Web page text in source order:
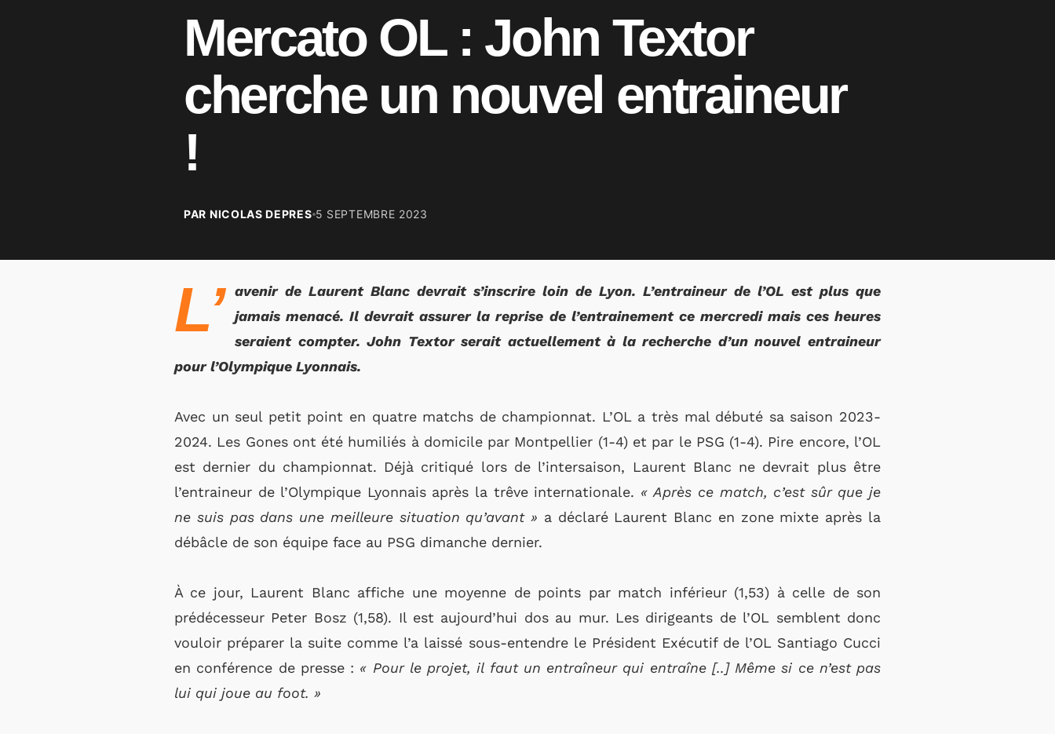
Mercato OL : John Textor
cherche un nouvel entraineur
!
PAR NICOLAS DEPRES 5 SEPTEMBRE 2023
L’ avenir de Laurent Blanc devrait s’inscrire loin de Lyon. L’entraineur de l’OL est plus que
jamais menacé. Il devrait assurer la reprise de l’entrainement ce mercredi mais ces heures
seraient compter. John Textor serait actuellement à la recherche d’un nouvel entraineur
pour l’Olympique Lyonnais.
Avec un seul petit point en quatre matchs de championnat. L’OL a très mal débuté sa saison 2023-
2024. Les Gones ont été humiliés à domicile par Montpellier (1-4) et par le PSG (1-4). Pire encore, l’OL
est dernier du championnat. Déjà critiqué lors de l’intersaison, Laurent Blanc ne devrait plus être
l’entraineur de l’Olympique Lyonnais après la trêve internationale. « Après ce match, c’est sûr que je
ne suis pas dans une meilleure situation qu’avant » a déclaré Laurent Blanc en zone mixte après la
débâcle de son équipe face au PSG dimanche dernier.
À ce jour, Laurent Blanc affiche une moyenne de points par match inférieur (1,53) à celle de son
prédécesseur Peter Bosz (1,58). Il est aujourd’hui dos au mur. Les dirigeants de l’OL semblent donc
vouloir préparer la suite comme l’a laissé sous-entendre le Président Exécutif de l’OL Santiago Cucci
en conférence de presse : « Pour le projet, il faut un entraîneur qui entraîne [..] Même si ce n’est pas
lui qui joue au foot. »